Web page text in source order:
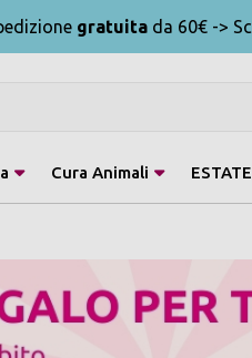
gratuita da 60€ ->
Cura Animali ESTATE